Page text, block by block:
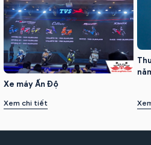
Xe máy Ấn Độ
Xem chi tiết